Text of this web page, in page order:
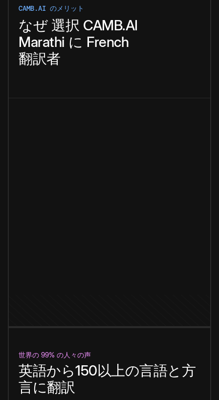
CAMB.AI のメリット
なぜ 選択 CAMB.AI
Marathi に French
翻訳者
世界の 99% の人々の声
英語から150以上の言語と方
言に翻訳